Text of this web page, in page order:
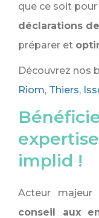
que ce soit
déclarations
préparer et
Découvrez nos
Riom, Thiers,
implid !
Acteur majeur
conseil aux